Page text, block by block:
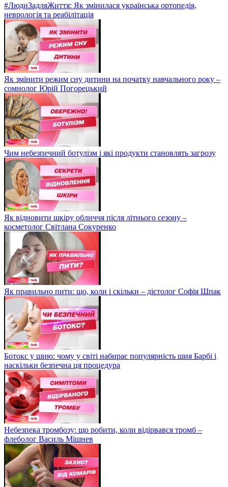
#ЛюдиЗадляЖиття: Як змінилася українська ортопедія,
неврологія та реабілітація
Як змінити режим сну дитини на початку навчального року –
сомнолог Юрій Погорецький
Чим небезпечний ботулізм і які продукти становлять загрозу
Як відновити шкіру обличчя після літнього сезону –
косметолог Світлана Сокуренко
Як правильно пити: що, коли і скільки – дієтолог Софія Шпак
Ботокс у шию: чому у світі набирає популярність шия Барбі і
наскільки безпечна ця процедура
Небезпека тромбозу: що робити, коли відірвався тромб –
флеболог Василь Мішнев